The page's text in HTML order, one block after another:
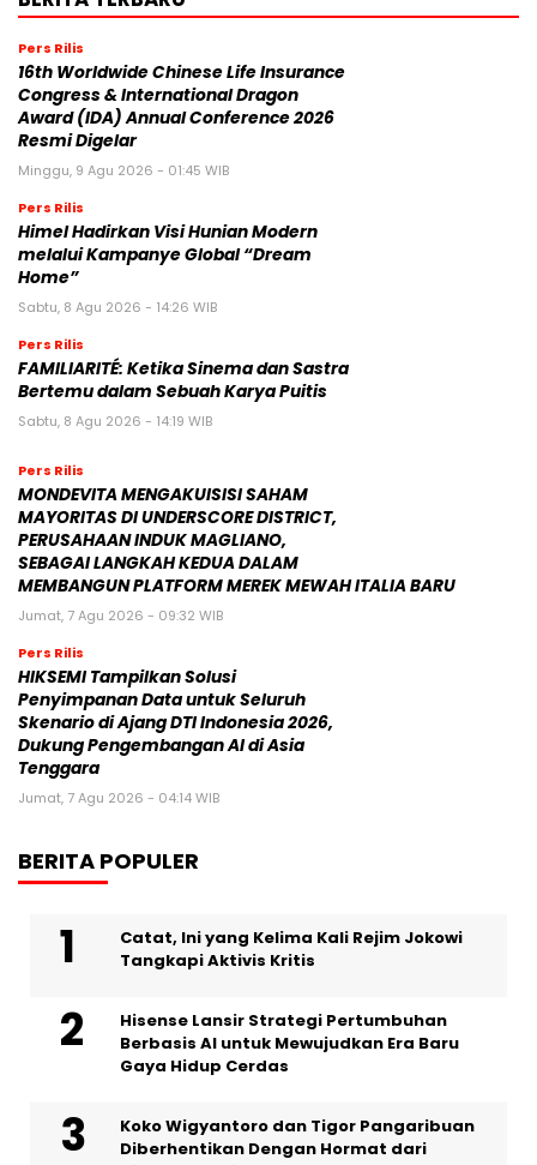
Pers Rilis
16th Worldwide Chinese Life Insurance
Congress & International Dragon
Award (IDA) Annual Conference 2026
Resmi Digelar
Minggu, 9 Agu 2026 - 01:45 WIB
Pers Rilis
Himel Hadirkan Visi Hunian Modern
melalui Kampanye Global “Dream
Home”
Sabtu, 8 Agu 2026 - 14:26 WIB
Pers Rilis
FAMILIARITÉ: Ketika Sinema dan Sastra
Bertemu dalam Sebuah Karya Puitis
Sabtu, 8 Agu 2026 - 14:19 WIB
Pers Rilis
MONDEVITA MENGAKUISISI SAHAM
MAYORITAS DI UNDERSCORE DISTRICT,
PERUSAHAAN INDUK MAGLIANO,
SEBAGAI LANGKAH KEDUA DALAM
MEMBANGUN PLATFORM MEREK MEWAH ITALIA BARU
Jumat, 7 Agu 2026 - 09:32 WIB
Pers Rilis
HIKSEMI Tampilkan Solusi
Penyimpanan Data untuk Seluruh
Skenario di Ajang DTI Indonesia 2026,
Dukung Pengembangan AI di Asia
Tenggara
Jumat, 7 Agu 2026 - 04:14 WIB
BERITA POPULER
Catat, Ini yang Kelima Kali Rejim Jokowi
Tangkapi Aktivis Kritis
Hisense Lansir Strategi Pertumbuhan
Berbasis AI untuk Mewujudkan Era Baru
Gaya Hidup Cerdas
Koko Wigyantoro dan Tigor Pangaribuan
Diberhentikan Dengan Hormat dari